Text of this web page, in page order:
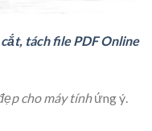
tách file PDF Online
cho máy tínhứng ý.